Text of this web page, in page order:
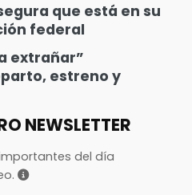
que está en su
federal
extrañar”
estreno y
NEWSLETTER
del día